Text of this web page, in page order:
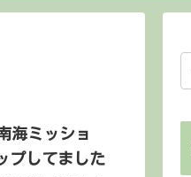
海ミッショ
プしてました